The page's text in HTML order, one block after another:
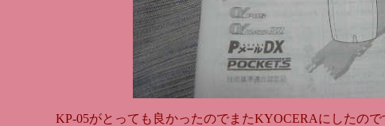
KP-05がとっても良かったのでまたKYOCERAにしたの